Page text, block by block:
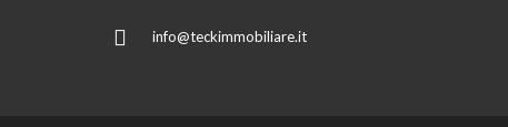
info@teckimmobiliare.it